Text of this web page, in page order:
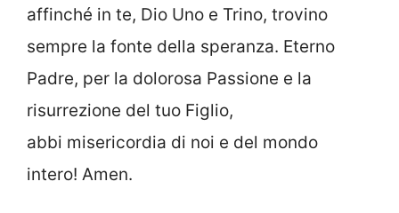
affinché in te, Dio Uno e Trino, trovino
sempre la fonte della speranza. Eterno
Padre, per la dolorosa Passione e la
risurrezione del tuo Figlio,
abbi misericordia di noi e del mondo
intero! Amen.